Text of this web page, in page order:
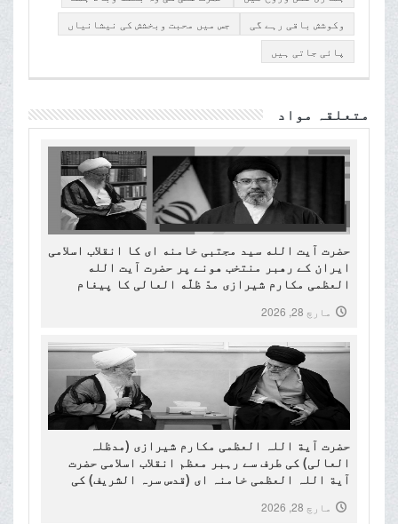
وکوشش باقی رہے گی
جس میں محبت وبخشش کی نیشانیاں
پائی جاتی ہیں
متعلقہ مواد
حضرت آیت الله سید مجتبی خامنه ای کا انقلاب اسلامی
ایران کے رهبر منتخب هونے پر حضرت آیت الله
العظمی مکارم شیرازی مدّ ظلّه العالی کا پیغام
مارچ 28, 2026
حضرت آیة اللہ العظمی مکارم شیرازی (مدظلہ
العالی) کی طرف سے رہبر معظم انقلاب اسلامی حضرت
آیة اللہ العظمی خامنہ ای (قدس سرہ الشریف) کی
مارچ 28, 2026